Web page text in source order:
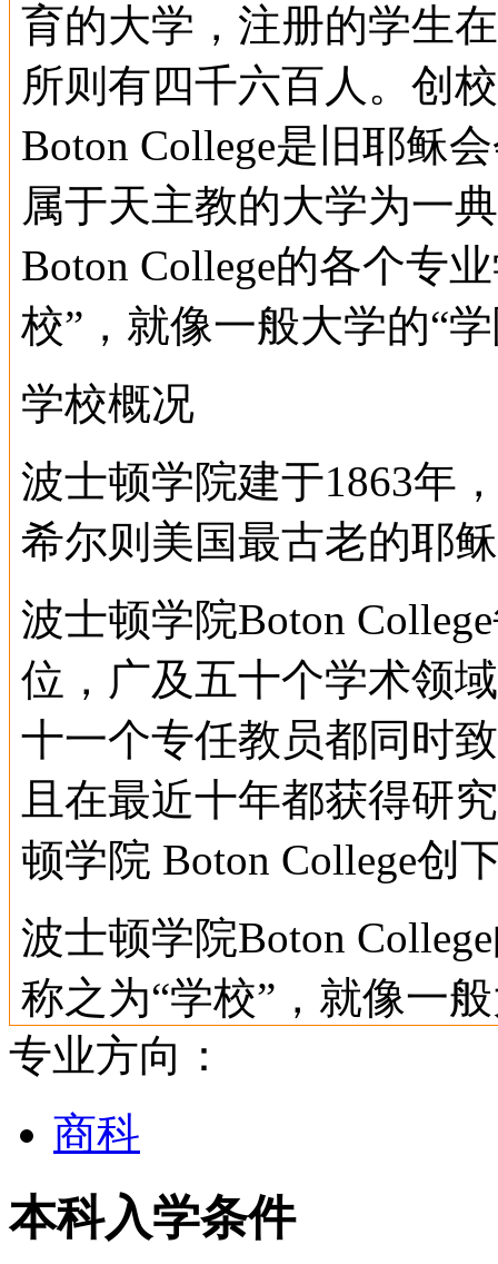
育的大学，注册的学生
所则有四千六百人。创
Boton College是旧耶稣
属于天主教的大学为一
Boton College的各个专
校”，就像一般大学的“
学校概况
波士顿学院建于1863年
希尔则美国最古老的耶
波士顿学院Boton
位，广及五十个学术领
十一个专任教员都同时
且在最近十年都获得研
顿学院 Boton College创
波士顿学院Boton
称之为“学校”，就像一
神学院、艺术与科学学
文学、社会科学、自然
校、波士顿学院Boton
专业方向：
商科
本科入学条件